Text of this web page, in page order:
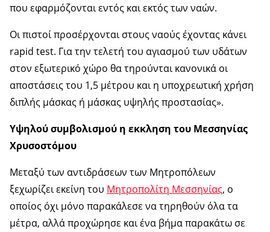
που εφαρμόζονται εντός και εκτός των ναών.
Οι πιστοί προσέρχονται στους ναούς έχοντας κάνει
rapid test. Για την τελετή του αγιασμού των υδάτων
στον εξωτερικό χώρο θα τηρούνται κανονικά οι
αποστάσεις του 1,5 μέτρου και η υποχρεωτική χρήση
διπλής μάσκας ή μάσκας υψηλής προστασίας».
Υψηλού συμβολισμού η εκκληση του Μεσσηνίας
Χρυσοστόμου
Μεταξύ των αντιδράσεων των Μητροπόλεων
ξεχωρίζει εκείνη του Μητροπολίτη Μεσσηνίας, ο
οποίος όχι μόνο παρακάλεσε να τηρηθούν όλα τα
μέτρα, αλλά προχώρησε και ένα βήμα παρακάτω σε